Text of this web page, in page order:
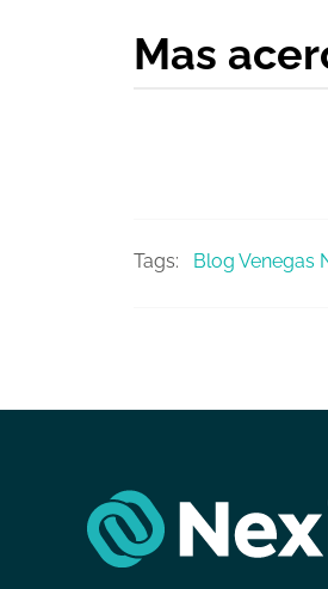
Mas
Tags: Blog Venegas